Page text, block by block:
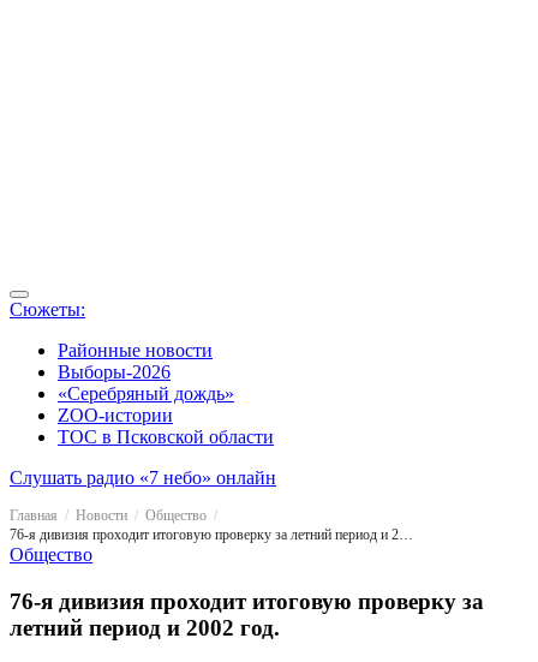
Сюжеты:
Районные новости
Выборы-2026
«Серебряный дождь»
ZOO-истории
ТОС в Псковской области
Слушать радио «7 небо» онлайн
Главная Новости
Общество
76-я дивизия проходит итоговую проверку за летний период и 2002 год.
Общество
76-я дивизия проходит итоговую проверку за
летний период и 2002 год.